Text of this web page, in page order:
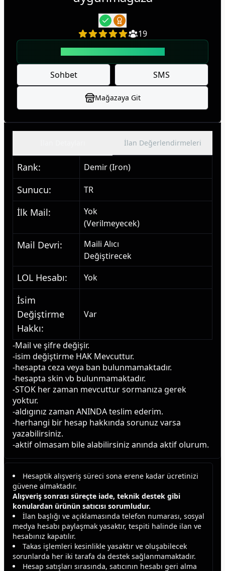
19
Sohbet SMS
Mağazaya Git
İlan Değerlendirmeleri
Rank: Demir (Iron)
Sunucu: TR
İlk Mail:
Yok
(Verilmeyecek)
Mail Devri:
Maili Alıcı
Değiştirecek
LOL Hesabı: Yok
İsim
Değiştirme
Hakkı:
Var
-Mail ve şifre değişir.
-isim değiştirme HAK Mevcuttur.
-hesapta ceza veya ban bulunmamaktadır.
-hesapta skin vb bulunmamaktadır.
-STOK her zaman mevcuttur sormanıza gerek
yoktur.
-aldıgınız zaman ANINDA teslim ederim.
-herhangi bir hesap hakkında sorunuz varsa
yazabilirsiniz.
-aktif olmasam bile alabilirsiniz anında aktif olurum.
Hesaptik alışveriş süreci sona erene kadar ücretinizi
güvene almaktadır.
Alışveriş sonrası süreçte iade, teknik destek gibi
konulardan ürünün satıcısı sorumludur.
İlan başlığı ve açıklamasında telefon numarası, sosyal
medya hesabı paylaşmak yasaktır, tespiti halinde ilan ve
hesabınız kapatılır.
Takas işlemleri kesinlikle yasaktır ve oluşabilecek
sorunlarda her iki tarafa da destek sağlanmamaktadır.
Hesap satışları sırasında, satıcının hesabı geri alma